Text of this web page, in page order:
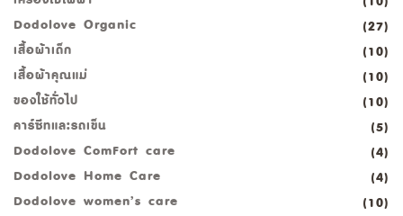
Dodolove Organic
(27)
เสื้อผ้าเด็ก
(10)
เสื้อผ้าคุณแม่
(10)
ของใช้ทั่วไป
(10)
คาร์ซีทและรถเข็น
(5)
Dodolove ComFort care
(4)
Dodolove Home Care
(4)
Dodolove women’s care
(10)